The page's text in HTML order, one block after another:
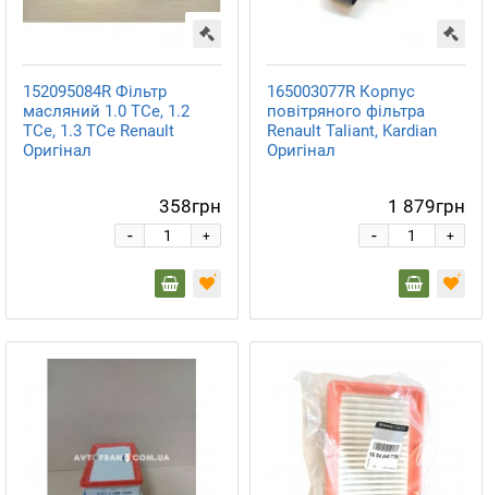
152095084R Фільтр
масляний 1.0 TCe, 1.2
TCe, 1.3 TCe Renault
Оригінал
358грн
+
-
165003077R Корпус
повітряного фільтра
Renault Taliant, Kardian
Оригінал
1 879грн
+
-